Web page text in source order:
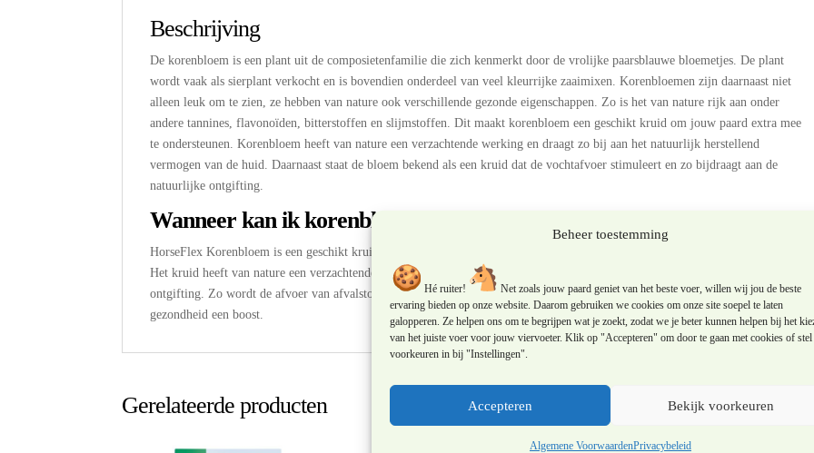
Beheer toestemming
Hé ruiter!
Net zoals jouw paard geniet van het beste voer, willen wij jou de beste
ervaring bieden op onze website. Daarom gebruiken we cookies om onze site soepel te laten
galopperen. Ze helpen ons om te begrijpen wat je zoekt, zodat we je beter kunnen helpen bij het
van het juiste voer voor jouw viervoeter. Klik op "Accepteren" om door te gaan met cookies of stel
voorkeuren in bij "Instellingen".
Accepteren Bekijk voorkeuren
Algemene VoorwaardenPrivacybeleid
Beschrijving
De korenbloem is een plant uit de composietenfamilie die zich kenmerkt door de vrolijke paarsblauwe bloemetjes. De plant
wordt vaak als sierplant verkocht en is bovendien onderdeel van veel kleurrijke zaaimixen. Korenbloemen zijn daarnaast niet
alleen leuk om te zien, ze hebben van nature ook verschillende gezonde eigenschappen. Zo is het van nature rijk aan onder
andere tannines, flavonoïden, bitterstoffen en slijmstoffen. Dit maakt korenbloem een geschikt kruid om jouw paard extra mee
te ondersteunen. Korenbloem heeft van nature een verzachtende werking en draagt zo bij aan het natuurlijk herstellend
vermogen van de huid. Daarnaast staat de bloem bekend als een kruid dat de vochtafvoer stimuleert en zo bijdraagt aan de
natuurlijke ontgifting.
Wanneer kan ik korenbloem geven aan paarden?
HorseFlex Korenbloem is een geschikt kruid wanneer je jouw paard graag op een natuurlijke manier extra wilt ondersteunen.
Het kruid heeft van nature een verzachtende en helende werking op de huid en bovendien draagt korenbloem bij aan de
ontgifting. Zo wordt de afvoer van afvalstoffen van jouw paard op een natuurlijke manier ondersteund en krijgt de algehele
gezondheid een boost.
Gerelateerde producten